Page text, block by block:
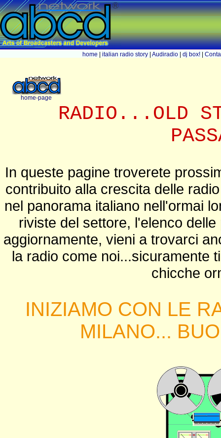
home italian radio story| Audiradio| dj box!|
home-page
RADIO...OLD
In queste pagine troverete
contribuito alla crescita delle
nel panorama italiano nell'ormai
riviste del settore, l'elenco
aggiornamente, vieni a trovarci
la radio come noi...sicuramente
chicche
INIZIAMO CON LE
MILANO...